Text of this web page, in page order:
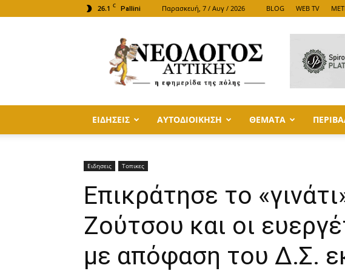
26.1 C Pallini Παρασκευή, 7 / Αυγ / 2026 BLOG WEB TV
ΑΤΤΙΚΗΣ
ΕΙΔΗΣΕΙΣ ΑΥΤΟΔΙΟΙΚΗΣΗ ΘΕΜΑΤΑ
Ειδησεις Τοπικες
Επικράτησε το
Ζούτσου και οι
με απόφαση του Δ.Σ.